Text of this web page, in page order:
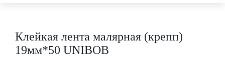
Клейкая лента малярная (крепп)
19мм*50 UNIBOB